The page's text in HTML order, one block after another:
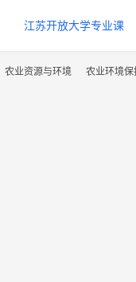
江苏开放大学专业课
农业资源与环境 农业环境保